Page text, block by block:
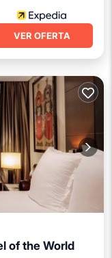
VER OFERTA
of the World